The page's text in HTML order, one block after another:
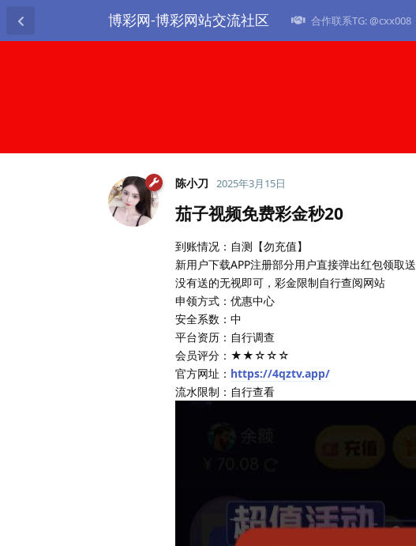
博彩网-博彩网站交流社区 合作联系TG: @cxx008
陈小刀 2025年3月15日
茄子视频免费彩金秒20
到账情况：自测【勿充值】
新用户下载APP注册部分用户直接弹出红包领取
没有送的无视即可，彩金限制自行查阅网站
申领方式：优惠中心
安全系数：中
平台资历：自行调查
会员评分：★★☆☆☆
官方网址： https://4qztv.app/
流水限制：自行查看